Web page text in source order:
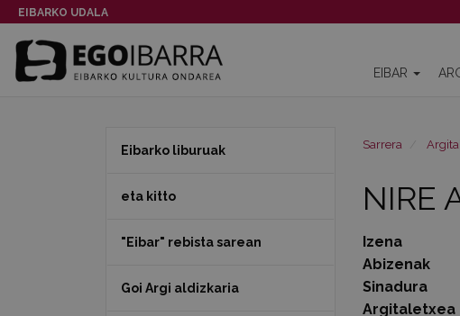
EIBARKO UDALA
EIBAR
Sarrera
NIRE
Izena
Abizenak
Sinadura
Argitaletxea
Eibarko liburuak
eta kitto
"Eibar" rebista sarean
Goi Argi aldizkaria